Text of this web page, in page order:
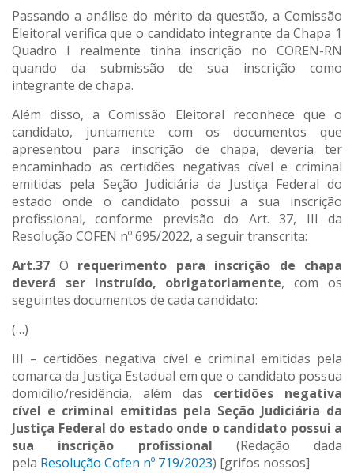
Passando a análise do mérito da questão, a Comissão
Eleitoral verifica que o candidato integrante da Chapa 1
Quadro I realmente tinha inscrição no COREN-RN
quando da submissão de sua inscrição como
integrante de chapa.
Além disso, a Comissão Eleitoral reconhece que o
candidato, juntamente com os documentos que
apresentou para inscrição de chapa, deveria ter
encaminhado as certidões negativas cível e criminal
emitidas pela Seção Judiciária da Justiça Federal do
estado onde o candidato possui a sua inscrição
profissional, conforme previsão do Art. 37, III da
Resolução COFEN nº 695/2022, a seguir transcrita:
Art.37 O requerimento para inscrição de chapa
deverá ser instruído, obrigatoriamente, com os
seguintes documentos de cada candidato:
(…)
III – certidões negativa cível e criminal emitidas pela
comarca da Justiça Estadual em que o candidato possua
domicílio/residência, além das certidões negativa
cível e criminal emitidas pela Seção Judiciária da
Justiça Federal do estado onde o candidato possui a
sua inscrição profissional (Redação dada
pela Resolução Cofen nº 719/2023) [grifos nossos]